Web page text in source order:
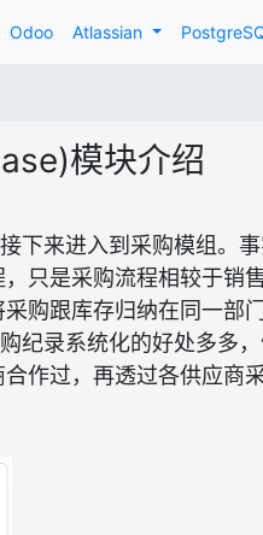
Odoo Atlassian
模块介绍
下来进入到采购模组。
只是采购流程相较于销
购跟库存归纳在同一部门
纪录系统化的好处多多
作过，再透过各供应商